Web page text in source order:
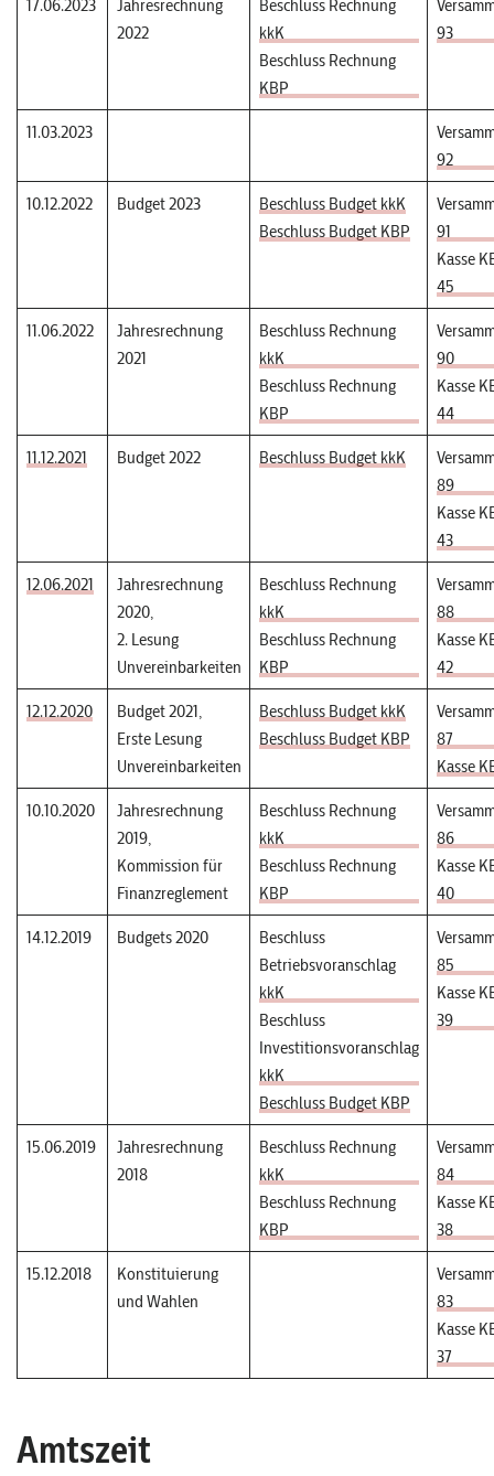
17.06.2023
Jahresrechnung
2022
Beschluss Rechnung
kkK
Beschluss Rechnung
KBP
93
11.03.2023
92
10.12.2022 Budget 2023
Beschluss Budget kkK
Beschluss Budget KBP
91
Kasse
45
11.06.2022
Jahresrechnung
2021
Beschluss Rechnung
kkK
Beschluss Rechnung
KBP
90
Kasse
44
11.12.2021 Budget 2022 Beschluss Budget kkK
89
Kasse
43
12.06.2021
Jahresrechnung
2020,
2. Lesung
Unvereinbarkeiten
Beschluss Rechnung
kkK
Beschluss Rechnung
KBP
88
Kasse
42
12.12.2020
Budget 2021,
Erste Lesung
Unvereinbarkeiten
Beschluss Budget kkK
Beschluss Budget KBP
87
Kasse
10.10.2020
Jahresrechnung
2019,
Kommission für
Finanzreglement
Beschluss Rechnung
kkK
Beschluss Rechnung
KBP
86
Kasse
40
14.12.2019 Budgets 2020
Beschluss
Betriebsvoranschlag
kkK
Beschluss
Investitionsvoranschlag
kkK
Beschluss Budget KBP
85
Kasse
39
15.06.2019
Jahresrechnung
2018
Beschluss Rechnung
kkK
Beschluss Rechnung
KBP
84
Kasse
38
15.12.2018
Konstituierung
und Wahlen
83
Kasse
37
Amtszeit